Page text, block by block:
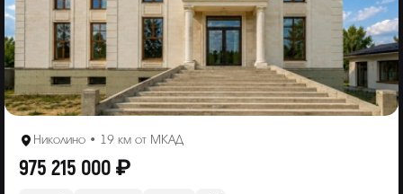
Николино • 19 км от МКАД
975 215 000 ₽